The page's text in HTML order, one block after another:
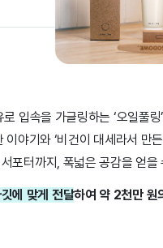
입속을 가글링하는 ‘오일풀
야기와 ‘비건이 대세라서 만
포터까지, 폭넓은 공감을 얻을
에 맞게 전달하여 약 2천만 원